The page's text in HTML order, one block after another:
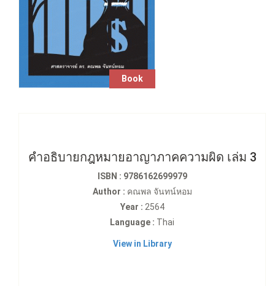
Book
คำอธิบายกฎหมายอาญาภาคความผิด เล่ม 3
ISBN : 9786162699979
Author : คณพล จันทน์หอม
Year : 2564
Language : Thai
View in Library